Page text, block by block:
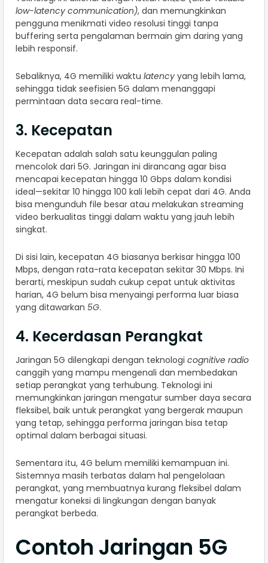
low-latency communication), dan memungkinkan
pengguna menikmati video resolusi tinggi tanpa
buffering serta pengalaman bermain gim daring yang
lebih responsif.
Sebaliknya, 4G memiliki waktu latency yang lebih lama,
sehingga tidak seefisien 5G dalam menanggapi
permintaan data secara real-time.
3. Kecepatan
Kecepatan adalah salah satu keunggulan paling
mencolok dari 5G. Jaringan ini dirancang agar bisa
mencapai kecepatan hingga 10 Gbps dalam kondisi
ideal—sekitar 10 hingga 100 kali lebih cepat dari 4G. Anda
bisa mengunduh file besar atau melakukan streaming
video berkualitas tinggi dalam waktu yang jauh lebih
singkat.
Di sisi lain, kecepatan 4G biasanya berkisar hingga 100
Mbps, dengan rata-rata kecepatan sekitar 30 Mbps. Ini
berarti, meskipun sudah cukup cepat untuk aktivitas
harian, 4G belum bisa menyaingi performa luar biasa
yang ditawarkan 5G.
4. Kecerdasan Perangkat
Jaringan 5G dilengkapi dengan teknologi cognitive radio
canggih yang mampu mengenali dan membedakan
setiap perangkat yang terhubung. Teknologi ini
memungkinkan jaringan mengatur sumber daya secara
fleksibel, baik untuk perangkat yang bergerak maupun
yang tetap, sehingga performa jaringan bisa tetap
optimal dalam berbagai situasi.
Sementara itu, 4G belum memiliki kemampuan ini.
Sistemnya masih terbatas dalam hal pengelolaan
perangkat, yang membuatnya kurang fleksibel dalam
mengatur koneksi di lingkungan dengan banyak
perangkat berbeda.
Contoh Jaringan 5G